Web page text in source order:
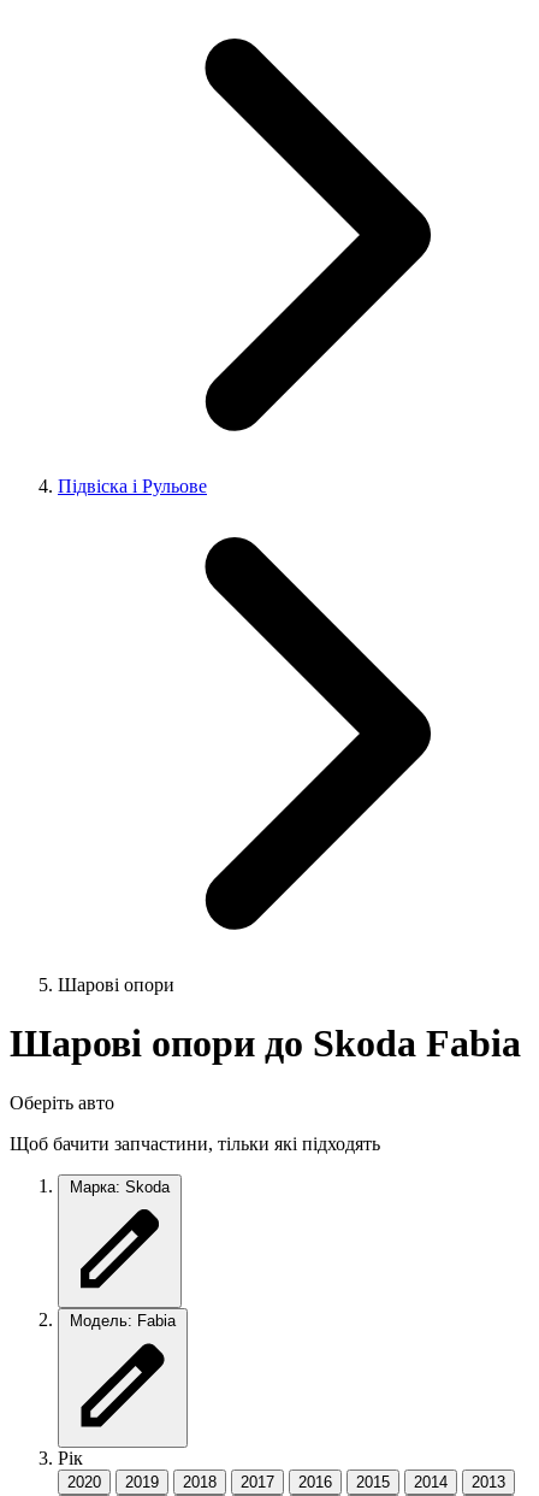
Підвіска і Рульове
Шарові опори
Шарові опори до Skoda Fabia
Оберіть авто
Щоб бачити запчастини, тільки які підходять
Марка: Skoda
Модель: Fabia
Рік
2020 2019 2018 2017 2016 2015 2014
2013